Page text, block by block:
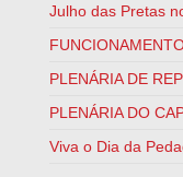
Julho das Pretas
PLENÁRIA DE
PLENÁRIA DO
Viva o Dia da